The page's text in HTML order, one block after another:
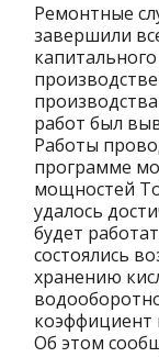
Ремонтные
завершили
работ был
Работы
программе
мощностей
удалось
будет
состоялись
хранению
коэффициент
Об этом